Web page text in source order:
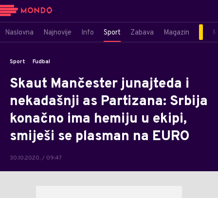
Naslovna Najnovije Info Sport Zabava Magazin
Sport Fudbal
Skaut Mančester junajteda i
nekadašnji as Partizana: Srbija
konačno ima hemiju u ekipi,
smiješi se plasman na EURO
30.10.2020. / 09:47